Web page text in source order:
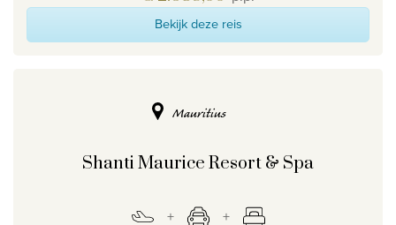
Bekijk deze reis
Mauritius
Shanti Maurice Resort & Spa